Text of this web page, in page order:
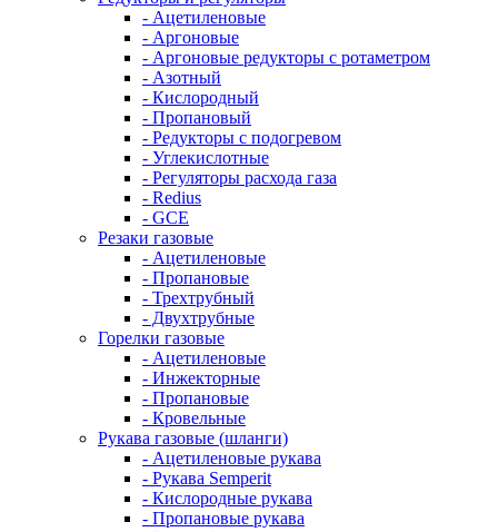
- Ацетиленовые
- Аргоновые
- Аргоновые редукторы с ротаметром
- Азотный
- Кислородный
- Пропановый
- Редукторы с подогревом
- Углекислотные
- Регуляторы расхода газа
- Redius
- GCE
Резаки газовые
- Ацетиленовые
- Пропановые
- Трехтрубный
- Двухтрубные
Горелки газовые
- Ацетиленовые
- Инжекторные
- Пропановые
- Кровельные
Рукава газовые (шланги)
- Ацетиленовые рукава
- Рукава Semperit
- Кислородные рукава
- Пропановые рукава